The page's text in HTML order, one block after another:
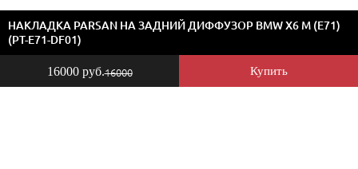
16000 руб.16000 Купить
НАКЛАДКА PARSAN НА ЗАДНИЙ ДИФФУЗОР BMW X6 M (E71)
(PT-E71-DF01)